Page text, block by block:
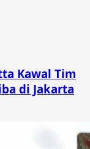
Kawal Tim
di Jakarta